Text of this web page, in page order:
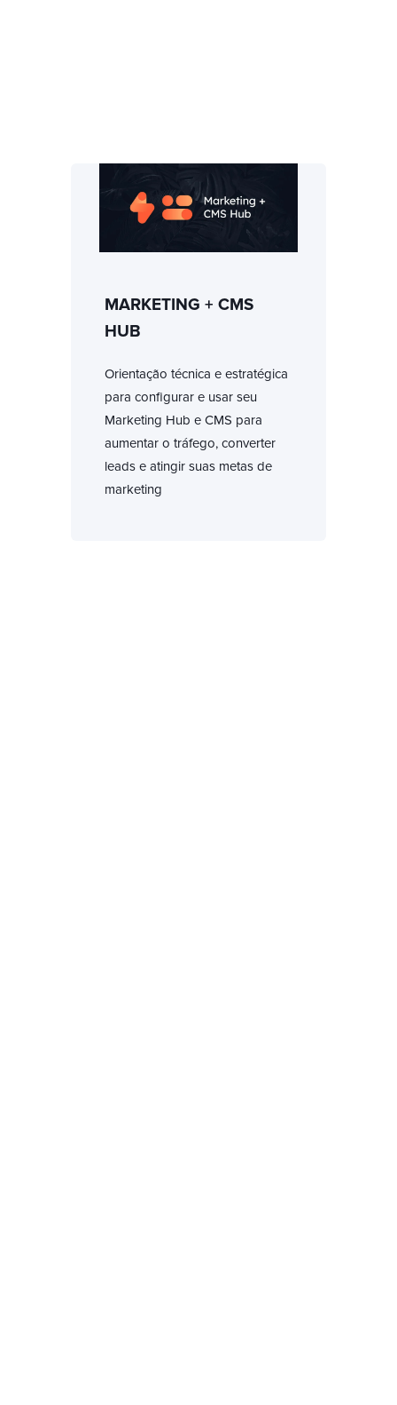
MARKETING + CMS
HUB
Orientação técnica e estratégica
para configurar e usar seu
Marketing Hub e CMS para
aumentar o tráfego, converter
leads e atingir suas metas de
marketing